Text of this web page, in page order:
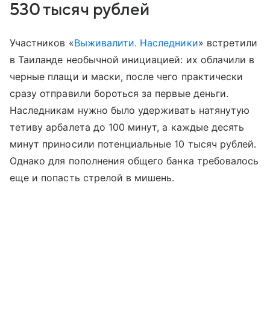
530 тысяч рублей
Участников «Выживалити. Наследники» встретили
в Таиланде необычной инициацией: их облачили в
черные плащи и маски, после чего практически
сразу отправили бороться за первые деньги.
Наследникам нужно было удерживать натянутую
тетиву арбалета до 100 минут, а каждые десять
минут приносили потенциальные 10 тысяч рублей.
Однако для пополнения общего банка требовалось
еще и попасть стрелой в мишень.